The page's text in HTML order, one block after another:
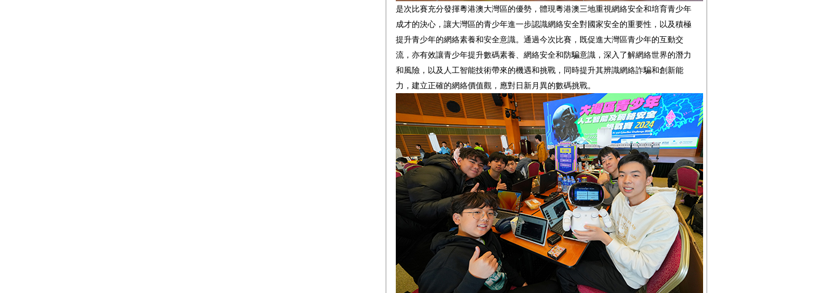
是次比賽充分發揮粵港澳大灣區的優勢，體現粵港澳三地重視網絡安全和培育青少年
成才的決心，讓大灣區的青少年進一步認識網絡安全對國家安全的重要性，以及積極
提升青少年的網絡素養和安全意識。通過今次比賽，既促進大灣區青少年的互動交
流，亦有效讓青少年提升數碼素養、網絡安全和防騙意識，深入了解網絡世界的潛力
和風險，以及人工智能技術帶來的機遇和挑戰，同時提升其辨識網絡詐騙和創新能
力，建立正確的網絡價值觀，應對日新月異的數碼挑戰。